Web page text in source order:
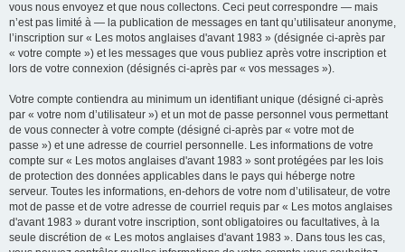
vous nous envoyez et que nous collectons. Ceci peut correspondre — mais
n’est pas limité à — la publication de messages en tant qu’utilisateur anonyme,
l’inscription sur « Les motos anglaises d'avant 1983 » (désignée ci-après par
« votre compte ») et les messages que vous publiez après votre inscription et
lors de votre connexion (désignés ci-après par « vos messages »).
Votre compte contiendra au minimum un identifiant unique (désigné ci-après
par « votre nom d’utilisateur ») et un mot de passe personnel vous permettant
de vous connecter à votre compte (désigné ci-après par « votre mot de
passe ») et une adresse de courriel personnelle. Les informations de votre
compte sur « Les motos anglaises d'avant 1983 » sont protégées par les lois
de protection des données applicables dans le pays qui héberge notre
serveur. Toutes les informations, en-dehors de votre nom d’utilisateur, de votre
mot de passe et de votre adresse de courriel requis par « Les motos anglaises
d'avant 1983 » durant votre inscription, sont obligatoires ou facultatives, à la
seule discrétion de « Les motos anglaises d'avant 1983 ». Dans tous les cas,